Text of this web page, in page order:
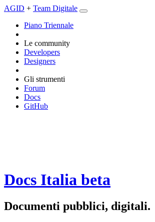
AGID + Team Digitale
Piano Triennale
Le community
Developers
Designers
Gli strumenti
Forum
Docs
GitHub
Docs Italia beta
Documenti pubblici, digitali.